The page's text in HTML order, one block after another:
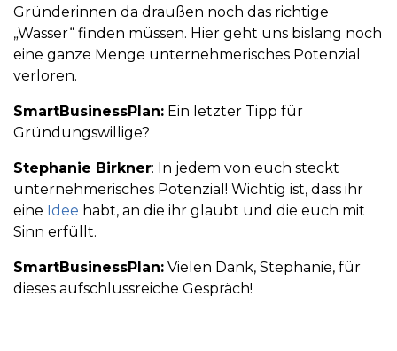
Gründerinnen da draußen noch das richtige
„Wasser“ finden müssen. Hier geht uns bislang noch
eine ganze Menge unternehmerisches Potenzial
verloren.
SmartBusinessPlan: Ein letzter Tipp für
Gründungswillige?
Stephanie Birkner: In jedem von euch steckt
unternehmerisches Potenzial! Wichtig ist, dass ihr
eine Idee habt, an die ihr glaubt und die euch mit
Sinn erfüllt.
SmartBusinessPlan: Vielen Dank, Stephanie, für
dieses aufschlussreiche Gespräch!